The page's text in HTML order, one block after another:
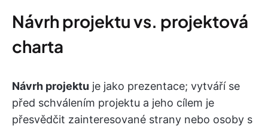
Návrh projektu vs. projektová
charta
Návrh projektu je jako prezentace; vytváří se
před schválením projektu a jeho cílem je
přesvědčit zainteresované strany nebo osoby s